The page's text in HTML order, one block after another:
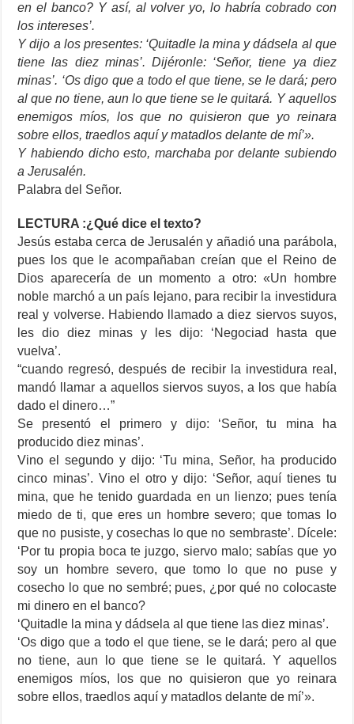
en el banco? Y así, al volver yo, lo habría cobrado con
los intereses’.
Y dijo a los presentes: ‘Quitadle la mina y dádsela al que
tiene las diez minas’. Dijéronle: ‘Señor, tiene ya diez
minas’. ‘Os digo que a todo el que tiene, se le dará; pero
al que no tiene, aun lo que tiene se le quitará. Y aquellos
enemigos míos, los que no quisieron que yo reinara
sobre ellos, traedlos aquí y matadlos delante de mí’».
Y habiendo dicho esto, marchaba por delante subiendo
a Jerusalén.
Palabra del Señor.
LECTURA :¿Qué dice el texto?
Jesús estaba cerca de Jerusalén y añadió una parábola,
pues los que le acompañaban creían que el Reino de
Dios aparecería de un momento a otro: «Un hombre
noble marchó a un país lejano, para recibir la investidura
real y volverse. Habiendo llamado a diez siervos suyos,
les dio diez minas y les dijo: ‘Negociad hasta que
vuelva’.
“cuando regresó, después de recibir la investidura real,
mandó llamar a aquellos siervos suyos, a los que había
dado el dinero…”
Se presentó el primero y dijo: ‘Señor, tu mina ha
producido diez minas’.
Vino el segundo y dijo: ‘Tu mina, Señor, ha producido
cinco minas’. Vino el otro y dijo: ‘Señor, aquí tienes tu
mina, que he tenido guardada en un lienzo; pues tenía
miedo de ti, que eres un hombre severo; que tomas lo
que no pusiste, y cosechas lo que no sembraste’. Dícele:
‘Por tu propia boca te juzgo, siervo malo; sabías que yo
soy un hombre severo, que tomo lo que no puse y
cosecho lo que no sembré; pues, ¿por qué no colocaste
mi dinero en el banco?
‘Quitadle la mina y dádsela al que tiene las diez minas’.
‘Os digo que a todo el que tiene, se le dará; pero al que
no tiene, aun lo que tiene se le quitará. Y aquellos
enemigos míos, los que no quisieron que yo reinara
sobre ellos, traedlos aquí y matadlos delante de mí’».